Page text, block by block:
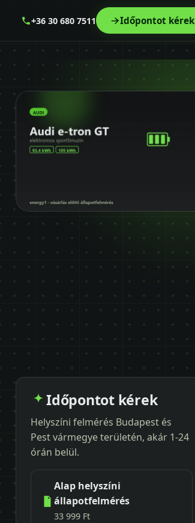
+36 30 680 7511 Időpontot kérek
Időpontot kérek
Helyszíni felmérés Budapest és
Pest vármegye területén, akár 1-24
órán belül.
Alap helyszíni
állapotfelmérés
33 999 Ft